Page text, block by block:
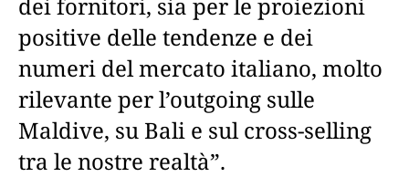
positive delle tendenze e dei
numeri del mercato italiano, molto
rilevante per l’outgoing sulle
Maldive, su Bali e sul cross-selling
tra le nostre realtà”.